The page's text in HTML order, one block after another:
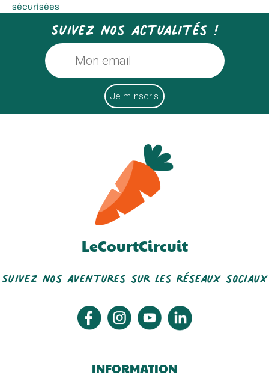
sécurisées
Suivez nos actualités !
LeCourtCircuit
Suivez nos aventures sur les réseaux sociaux
INFORMATION